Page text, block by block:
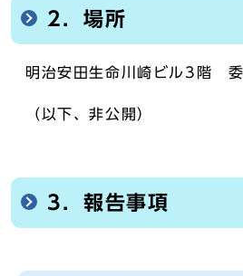
2．場所
明治安田生命川崎ビル3階
（以下、非公開）
3．報告事項